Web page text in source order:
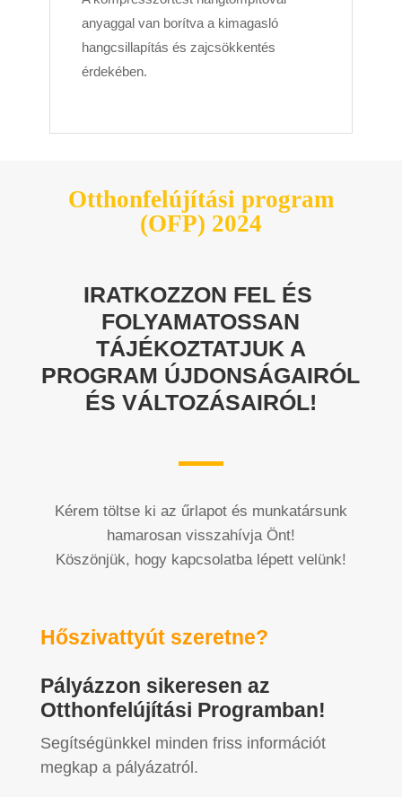
anyaggal van borítva a kimagasló
hangcsillapítás és zajcsökkentés
érdekében.
Otthonfelújítási program
(OFP) 2024
IRATKOZZON FEL ÉS
FOLYAMATOSSAN
TÁJÉKOZTATJUK A
PROGRAM ÚJDONSÁGAIRÓL
ÉS VÁLTOZÁSAIRÓL!
Kérem töltse ki az űrlapot és munkatársunk
hamarosan visszahívja Önt!
Köszönjük, hogy kapcsolatba lépett velünk!
Hőszivattyút szeretne?
Pályázzon sikeresen az
Otthonfelújítási Programban!
Segítségünkkel minden friss információt
megkap a pályázatról.